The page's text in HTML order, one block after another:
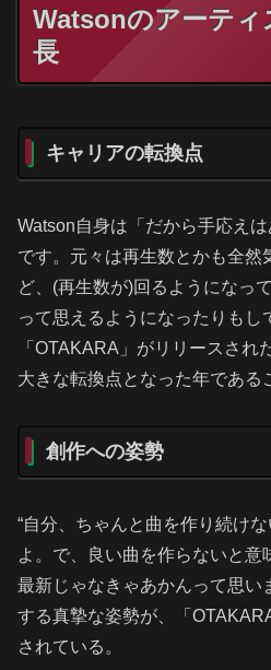
Watsonのアーテ
長
キャリアの転換点
Watson自身は「だから手応え
です。元々は再生数とかも全然
ど、(再生数が)回るようになっ
って思えるようになったりもし
「OTAKARA」がリリースされ
大きな転換点となった年である
創作への姿勢
“自分、ちゃんと曲を作り続け
よ。で、良い曲を作らないと意
最新じゃなきゃあかんって思い
する真摯な姿勢が、「
されている。